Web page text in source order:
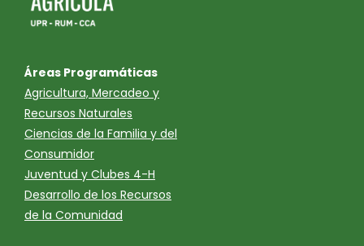
Áreas Programáticas
Agricultura, Mercadeo y
Recursos Naturales
Ciencias de la Familia y del
Consumidor
Juventud y Clubes 4-H
Desarrollo de los Recursos
de la Comunidad